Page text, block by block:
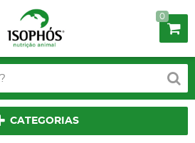
0
CATEGORIAS